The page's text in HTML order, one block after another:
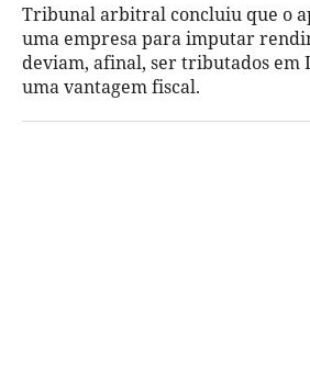
Tribunal arbitral concluiu que o
uma empresa para imputar
deviam, afinal, ser tributados em
uma vantagem fiscal.